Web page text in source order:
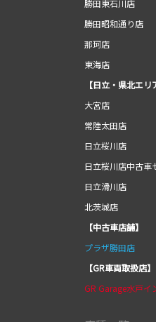
勝田東石川店
勝田昭和通り店
那珂店
東海店
【日立・県北エリ
大宮店
常陸太田店
日立桜川店
日立桜川店中古車
日立滑川店
北茨城店
【中古車店舗】
プラザ勝田店
【GR車両取扱店】
GR Garage水戸イ